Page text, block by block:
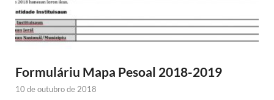
Formuláriu Mapa Pesoal 2018-2019
10 de outubro de 2018